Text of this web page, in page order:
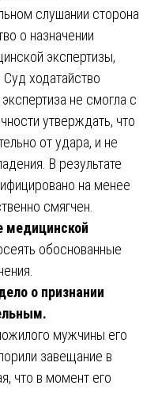
слушании сторона
о назначении
экспертизы,
ходатайство
не смогла с
утверждать, что
от удара, и не
В результате
на менее
смягчен.
медицинской
обоснованные
о признании
мужчины его
завещание в
что в момент его